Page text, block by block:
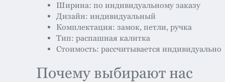
Ширина: по индивидуальному заказу
Дизайн: индивидуальный
Комплектация: замок, петли, ручка
Тип: распашная калитка
Стоимость: рассчитывается индивидуально
Почему выбирают нас